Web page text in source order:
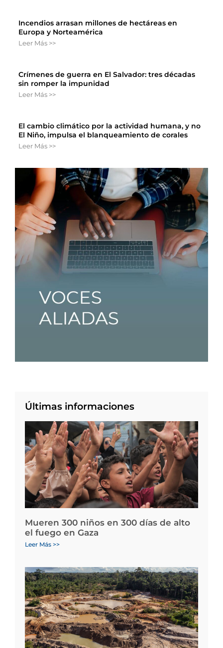
Incendios arrasan millones de hectáreas en
Europa y Norteamérica
Leer Más >>
Crímenes de guerra en El Salvador: tres décadas
sin romper la impunidad
Leer Más >>
El cambio climático por la actividad humana, y no
El Niño, impulsa el blanqueamiento de corales
Leer Más >>
Últimas informaciones
Mueren 300 niños en 300 días de alto
el fuego en Gaza
Leer Más >>